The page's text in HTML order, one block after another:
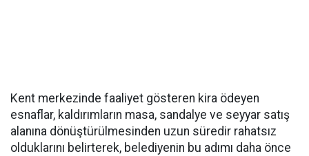
Kent merkezinde faaliyet gösteren kira ödeyen
esnaflar, kaldırımların masa, sandalye ve seyyar satış
alanına dönüştürülmesinden uzun süredir rahatsız
olduklarını belirterek, belediyenin bu adımı daha önce